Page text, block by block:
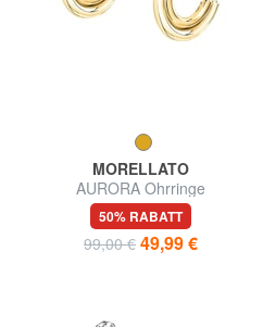
MORELLATO
AURORA Ohrringe
50% RABATT
99,00 € 49,99 €